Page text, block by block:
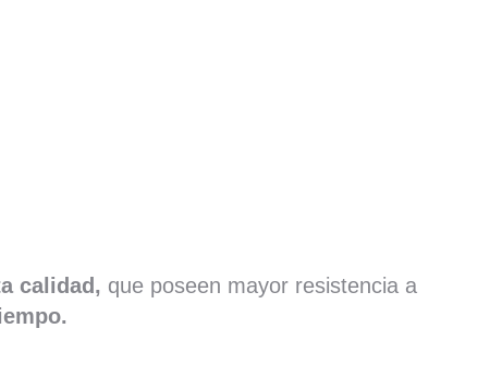
calidad, que poseen mayor resistencia a